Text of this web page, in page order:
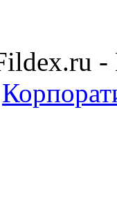
-